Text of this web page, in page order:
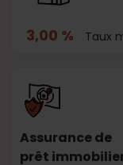
3,00 % Taux
Assurance de
prêt